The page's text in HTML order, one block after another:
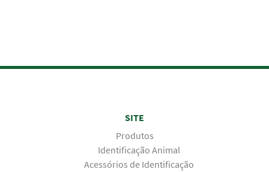
SITE
Produtos
Identificação Animal
Acessórios de Identificação